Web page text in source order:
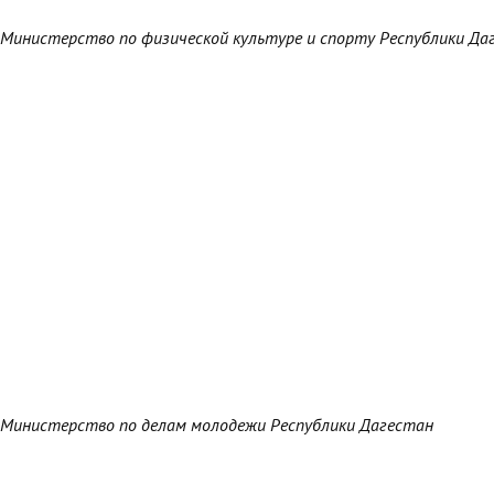
Министерство по физической культуре и спорту Республики
Министерство по делам молодежи Республики Дагестан